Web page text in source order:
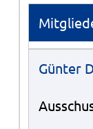
Günter